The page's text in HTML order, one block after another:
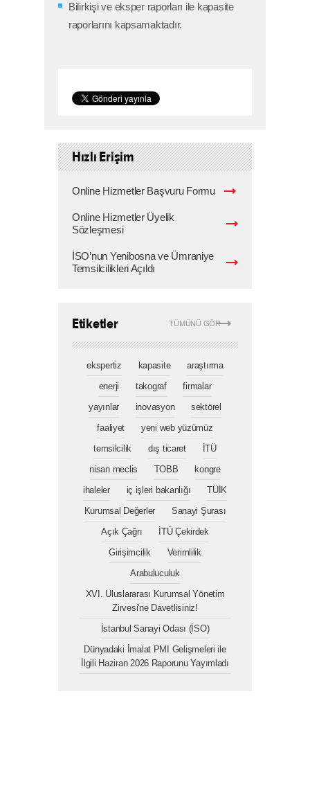
Bilirkişi ve eksper raporları ile kapasite
raporlarını kapsamaktadır.
Hızlı Erişim
Online Hizmetler Başvuru Formu
Online Hizmetler Üyelik
Sözleşmesi
İSO’nun Yenibosna ve Ümraniye
Temsilcilikleri Açıldı
TÜMÜNÜ GÖR
Etiketler
ekspertiz kapasite
araştırma
enerji
takograf
firmalar
yayınlar
inovasyon
sektörel
faaliyet
yeni web yüzümüz
temsilcilik
dış ticaret
İTÜ
nisan meclis
TOBB
kongre
ihaleler
iç işleri bakanlığı
TÜİK
Kurumsal Değerler
Sanayi Şurası
Açık Çağrı
İTÜ Çekirdek
Girişimcilik
Verimlilik
Arabuluculuk
XVI. Uluslararası Kurumsal Yönetim
Zirvesi'ne Davetlisiniz!
İstanbul Sanayi Odası (İSO)
Dünyadaki İmalat PMI Gelişmeleri ile
İlgili Haziran 2026 Raporunu Yayımladı